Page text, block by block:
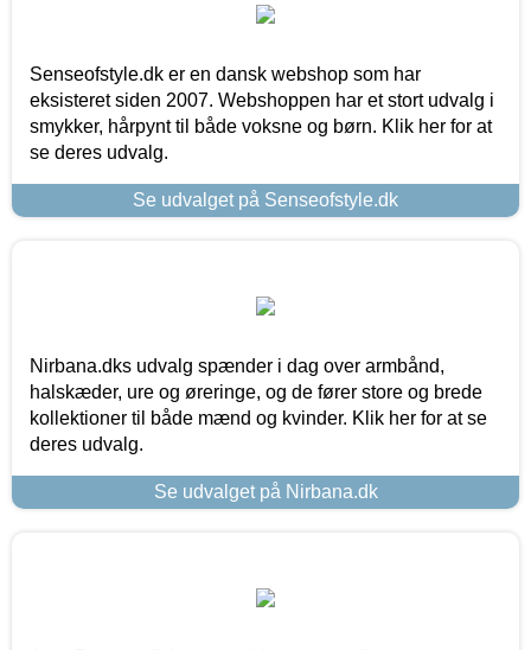
Senseofstyle.dk er en dansk webshop som har
eksisteret siden 2007. Webshoppen har et stort udvalg i
smykker, hårpynt til både voksne og børn. Klik her for at
se deres udvalg.
Se udvalget på Senseofstyle.dk
Nirbana.dks udvalg spænder i dag over armbånd,
halskæder, ure og øreringe, og de fører store og brede
kollektioner til både mænd og kvinder. Klik her for at se
deres udvalg.
Se udvalget på Nirbana.dk